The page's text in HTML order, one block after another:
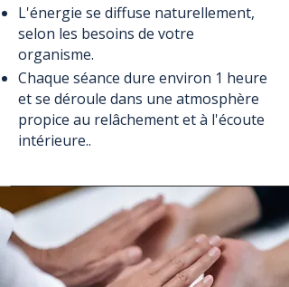
L'énergie se diffuse naturellement,
selon les besoins de votre
organisme.
Chaque séance dure environ 1 heure
et se déroule dans une atmosphère
propice au relâchement et à l'écoute
intérieure..